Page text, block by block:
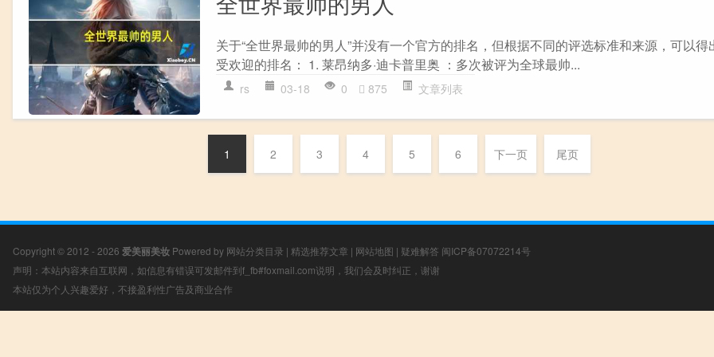
关于“全世界最帅的男人”并没有一个官方的排名，但根据不同的评选标准和来源，可以得
受欢迎的排名： 1. 莱昂纳多·迪卡普里奥 ：多次被评为全球最帅...
rs 03-18 0 875 文章列表
1 2 3 4 5 6 下一页 尾页
Copyright © 2012 - 2026 爱美丽美妆 Powered by 网站分类目录 | 精选推荐文章 | 网站地图 | 疑难解答 闽ICP备07072214号
声明：本站内容来自互联网，如信息有错误可发邮件到f_fb#foxmail.com说明，我们会及时纠正，谢谢
本站仅为个人兴趣爱好，不接盈利性广告及商业合作